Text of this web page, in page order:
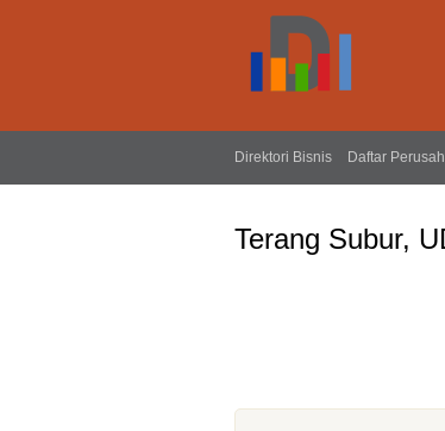
Direktori Bisnis Daftar
Terang Subur,